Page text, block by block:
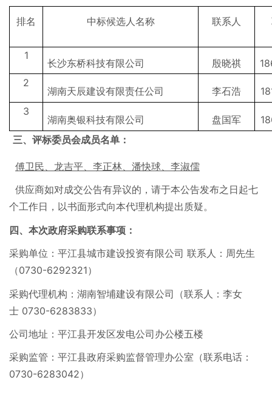
排名 中标候选人名称 联系人
1
长沙东桥科技有限公司 殷晓祺
2
湖南天辰建设有限责任公司 李石浩
3
湖南奥银科技有限公司 盘国军
三、评标委员会成员名单：
傅卫民、龙吉平、李正林、潘快球、李淑儒
供应商如对成交公告有异议的，请于本公告发布之日起七
个工作日，以书面形式向本代理机构提出质疑。
四、本次政府采购联系事项：
采购单位：平江县城市建设投资有限公司 联系人：周先生
（0730-6292321）
采购代理机构：湖南智埔建设有限公司（联系人：李女
士 0730-6283833）
公司地址：平江县开发区发电公司办公楼五楼
采购监管：平江县政府采购监督管理办公室（联系电话：
0730-6283042）